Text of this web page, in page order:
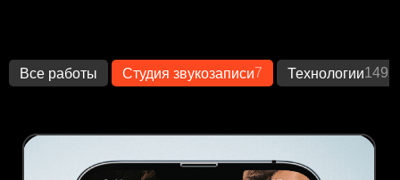
Все работы Студия звукозаписи7 Технологии1492